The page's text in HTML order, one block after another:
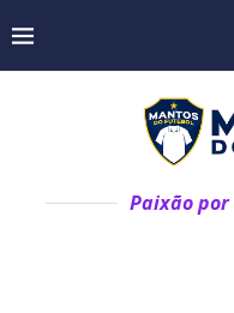
Paixão